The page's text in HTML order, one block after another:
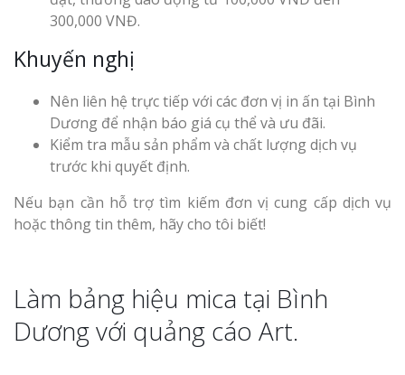
300,000 VNĐ.
Khuyến nghị
Nên liên hệ trực tiếp với các đơn vị in ấn tại Bình
Dương để nhận báo giá cụ thể và ưu đãi.
Kiểm tra mẫu sản phẩm và chất lượng dịch vụ
trước khi quyết định.
Nếu bạn cần hỗ trợ tìm kiếm đơn vị cung cấp dịch vụ
hoặc thông tin thêm, hãy cho tôi biết!
Làm bảng hiệu mica tại Bình
Dương với quảng cáo Art.